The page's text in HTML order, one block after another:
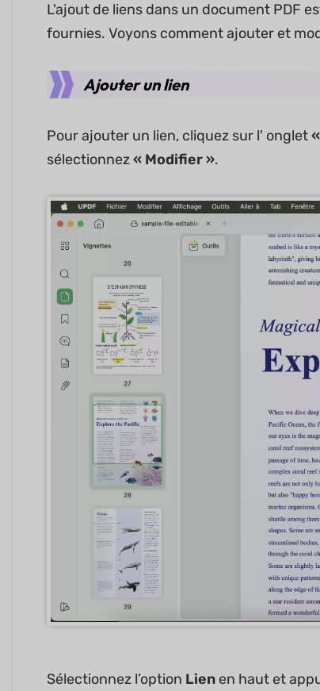
L'ajout de liens dans un document PDF
fournies. Voyons comment ajouter et
Ajouter un lien
Pour ajouter un lien, cliquez sur l' onglet
sélectionnez« Modifier ».
Sélectionnez l’option Lienen haut et